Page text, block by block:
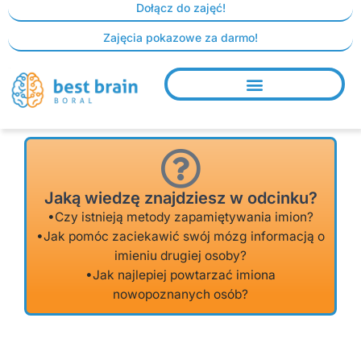
Skip
content
Dołącz do zajęć!
Zajęcia pokazowe za darmo!
Jaką wiedzę znajdziesz w odcinku?
•Czy istnieją metody zapamiętywania imion?
•Jak pomóc zaciekawić swój mózg informacją o
imieniu drugiej osoby?
•Jak najlepiej powtarzać imiona
nowopoznanych osób?